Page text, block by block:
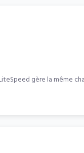
gère la même